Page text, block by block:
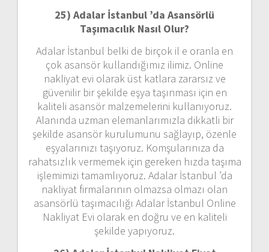
25) Adalar İstanbul ’da Asansörlü
Taşımacılık Nasıl Olur?
Adalar İstanbul belki de birçok il e oranla en
çok asansör kullandığımız ilimiz. Online
nakliyat evi olarak üst katlara zararsız ve
güvenilir bir şekilde eşya taşınması için en
kaliteli asansör malzemelerini kullanıyoruz.
Alanında uzman elemanlarımızla dikkatli bir
şekilde asansör kurulumunu sağlayıp, özenle
eşyalarınızı taşıyoruz. Komşularınıza da
rahatsızlık vermemek için gereken hızda taşıma
işlemimizi tamamlıyoruz. Adalar İstanbul ’da
nakliyat firmalarının olmazsa olmazı olan
asansörlü taşımacılığı Adalar İstanbul Online
Nakliyat Evi olarak en doğru ve en kaliteli
şekilde yapıyoruz.